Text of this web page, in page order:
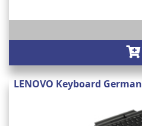
LENOVO Keyboard German